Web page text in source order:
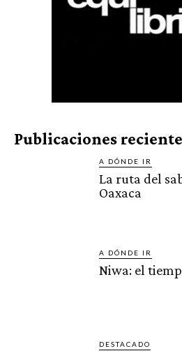
Publicaciones
A DÓNDE IR
La ruta del
Oaxaca
A DÓNDE IR
Niwa: el
DESTACADO